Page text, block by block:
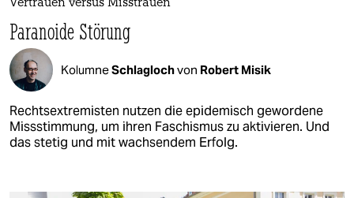
Vertrauen versus Misstrauen
Paranoide Störung
KolumneSchlaglochvon Robert Misik
Rechtsextremisten nutzen die epidemisch gewordene
Missstimmung, um ihren Faschismus zu aktivieren. Und
das stetig und mit wachsendem Erfolg.